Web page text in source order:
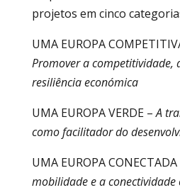
projetos em cinco
UMA EUROPA
Promover a competitividade,
resiliência económica
UMA EUROPA VERDE –A
como facilitador do
UMA EUROPA CONECTADA
mobilidade e a conectividade